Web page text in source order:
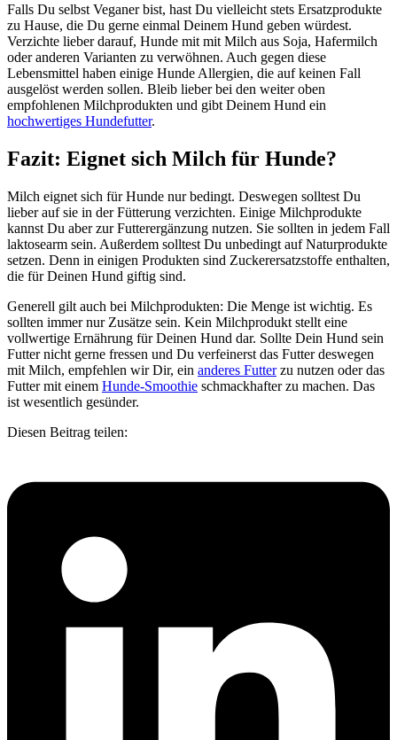
Falls Du selbst Veganer bist, hast Du vielleicht stets Ersatzprodukte
zu Hause, die Du gerne einmal Deinem Hund geben würdest.
Verzichte lieber darauf, Hunde mit mit Milch aus Soja, Hafermilch
oder anderen Varianten zu verwöhnen. Auch gegen diese
Lebensmittel haben einige Hunde Allergien, die auf keinen Fall
ausgelöst werden sollen. Bleib lieber bei den weiter oben
empfohlenen Milchprodukten und gibt Deinem Hund ein
hochwertiges Hundefutter.
Fazit: Eignet sich Milch für Hunde?
Milch eignet sich für Hunde nur bedingt. Deswegen solltest Du
lieber auf sie in der Fütterung verzichten. Einige Milchprodukte
kannst Du aber zur Futterergänzung nutzen. Sie sollten in jedem Fall
laktosearm sein. Außerdem solltest Du unbedingt auf Naturprodukte
setzen. Denn in einigen Produkten sind Zuckerersatzstoffe enthalten,
die für Deinen Hund giftig sind.
Generell gilt auch bei Milchprodukten: Die Menge ist wichtig. Es
sollten immer nur Zusätze sein. Kein Milchprodukt stellt eine
vollwertige Ernährung für Deinen Hund dar. Sollte Dein Hund sein
Futter nicht gerne fressen und Du verfeinerst das Futter deswegen
mit Milch, empfehlen wir Dir, ein anderes Futterzu nutzen oder das
Futter mit einem Hunde-Smoothie schmackhafter zu machen. Das
ist wesentlich gesünder.
Diesen Beitrag teilen: